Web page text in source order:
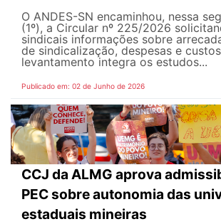
O ANDES-SN encaminhou, nessa
(1º), a Circular nº 225/2026
sindicais informações sobre
de sindicalização, despesas e
levantamento integra os estudos...
Publicado em: 02 de Junho de 2026
CCJ da ALMG aprova
PEC sobre autonomia das
estaduais mineiras